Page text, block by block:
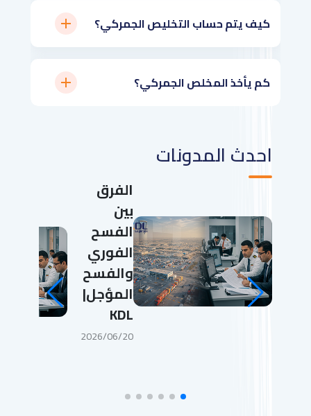
كيف يتم حساب التخليص الجمركي؟
كم يأخذ المخلص الجمركي؟
احدث المدونات
الفرق
بين
الفسح
الفوري
والفسح
المؤجل|
KDL
2026/06/20